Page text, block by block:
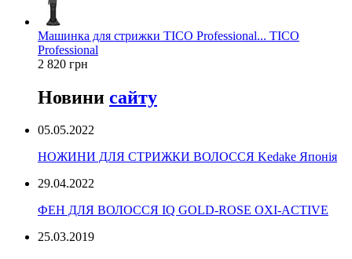
Машинка для стрижки TICO Professional... TICO
Professional
2 820 грн
Новини сайту
05.05.2022
НОЖИНИ ДЛЯ СТРИЖКИ ВОЛОССЯ Kedake Японія
29.04.2022
ФЕН ДЛЯ ВОЛОССЯ IQ GOLD-ROSE OXI-ACTIVE
25.03.2019